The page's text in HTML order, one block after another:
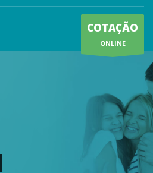
COTAÇÃO
ONLINE